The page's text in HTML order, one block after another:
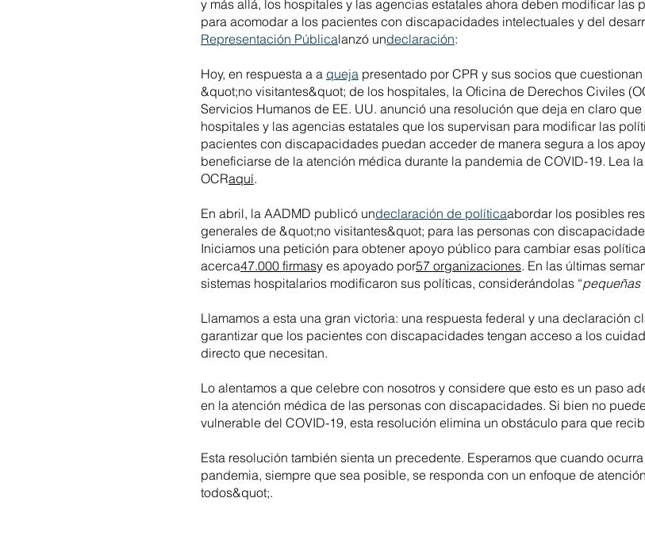
y más allá, los hospitales y las agencias estatales ahora deben modificar las
para acomodar a los pacientes con discapacidades intelectuales y del
Representación Públicalanzó undeclaración:
Hoy, en respuesta a a queja presentado por CPR y sus socios que
&quot;no visitantes&quot; de los hospitales, la Oficina de Derechos Civiles
Servicios Humanos de EE. UU. anunció una resolución que deja en claro
hospitales y las agencias estatales que los supervisan para modificar las
pacientes con discapacidades puedan acceder de manera segura a los
beneficiarse de la atención médica durante la pandemia de COVID-19. Lea
OCRaquí.
En abril, la AADMD publicó undeclaración de políticaabordar los posibles
generales de &quot;no visitantes&quot; para las personas con
Iniciamos una petición para obtener apoyo público para cambiar esas
acerca47.000 firmasy es apoyado por57 organizaciones. En las últimas
sistemas hospitalarios modificaron sus políticas, considerándolas “pequeñas
Llamamos a esta una gran victoria: una respuesta federal y una declaración
garantizar que los pacientes con discapacidades tengan acceso a los
directo que necesitan.
Lo alentamos a que celebre con nosotros y considere que esto es un paso
en la atención médica de las personas con discapacidades. Si bien no
vulnerable del COVID-19, esta resolución elimina un obstáculo para que
Esta resolución también sienta un precedente. Esperamos que cuando
pandemia, siempre que sea posible, se responda con un enfoque de
todos&quot;.